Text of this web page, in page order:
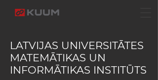
LATVIJAS UNIVERSITĀTES
MATEMĀTIKAS UN
INFORMĀTIKAS INSTITŪTS